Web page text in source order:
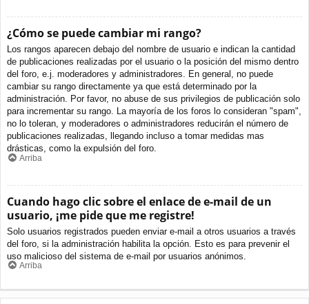
¿Cómo se puede cambiar mi rango?
Los rangos aparecen debajo del nombre de usuario e indican la cantidad
de publicaciones realizadas por el usuario o la posición del mismo dentro
del foro, e.j. moderadores y administradores. En general, no puede
cambiar su rango directamente ya que está determinado por la
administración. Por favor, no abuse de sus privilegios de publicación solo
para incrementar su rango. La mayoría de los foros lo consideran "spam",
no lo toleran, y moderadores o administradores reducirán el número de
publicaciones realizadas, llegando incluso a tomar medidas mas
drásticas, como la expulsión del foro.
Arriba
Cuando hago clic sobre el enlace de e-mail de un
usuario, ¡me pide que me registre!
Solo usuarios registrados pueden enviar e-mail a otros usuarios a través
del foro, si la administración habilita la opción. Esto es para prevenir el
uso malicioso del sistema de e-mail por usuarios anónimos.
Arriba